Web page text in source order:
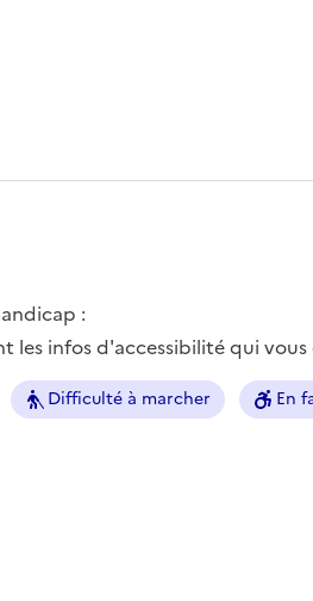
:
les infos d'accessibilité qui
Difficulté à marcher En